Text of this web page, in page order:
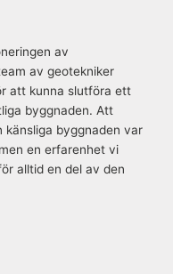
av
av geotekniker
att kunna slutföra ett
byggnaden. Att
känsliga byggnaden var
en erfarenhet vi
alltid en del av den